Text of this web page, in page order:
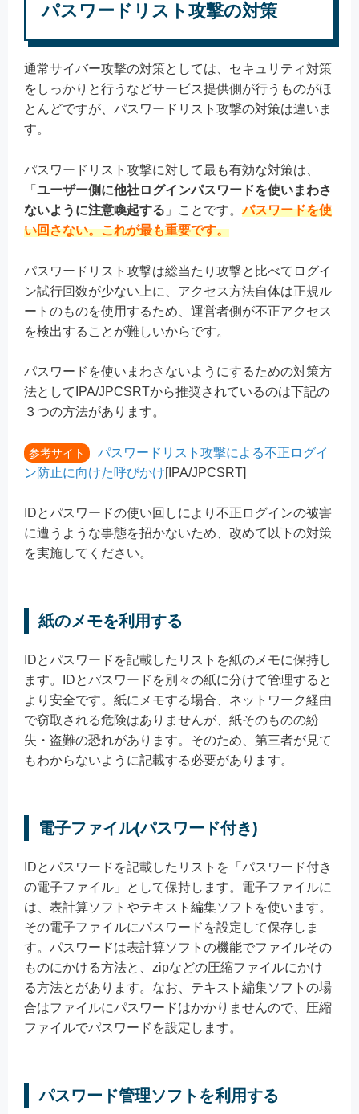
パスワードリスト攻撃の対策
通常サイバー攻撃の対策としては、セキュリティ対策
をしっかりと行うなどサービス提供側が行うものがほ
とんどですが、パスワードリスト攻撃の対策は違いま
す。
パスワードリスト攻撃に対して最も有効な対策は、
「 ユーザー側に他社ログインパスワードを使いまわさ
ないように注意喚起する 」ことです。パスワードを使
い回さない。これが最も重要です。
パスワードリスト攻撃は総当たり攻撃と比べてログイ
ン試行回数が少ない上に、アクセス方法自体は正規ル
ートのものを使用するため、運営者側が不正アクセス
を検出することが難しいからです。
パスワードを使いまわさないようにするための対策方
法としてIPA/JPCSRTから推奨されているのは下記の
３つの方法があります。
参考サイト
パスワードリスト攻撃による不正ログイ
ン防止に向けた呼びかけ[IPA/JPCSRT]
IDとパスワードの使い回しにより不正ログインの被害
に遭うような事態を招かないため、改めて以下の対策
を実施してください。
紙のメモを利用する
IDとパスワードを記載したリストを紙のメモに保持し
ます。IDとパスワードを別々の紙に分けて管理すると
より安全です。紙にメモする場合、ネットワーク経由
で窃取される危険はありませんが、紙そのものの紛
失・盗難の恐れがあります。そのため、第三者が見て
もわからないように記載する必要があります。
電子ファイル(パスワード付き)
IDとパスワードを記載したリストを「パスワード付き
の電子ファイル」として保持します。電子ファイルに
は、表計算ソフトやテキスト編集ソフトを使います。
その電子ファイルにパスワードを設定して保存しま
す。パスワードは表計算ソフトの機能でファイルその
ものにかける方法と、zipなどの圧縮ファイルにかけ
る方法とがあります。なお、テキスト編集ソフトの場
合はファイルにパスワードはかかりませんので、圧縮
ファイルでパスワードを設定します。
パスワード管理ソフトを利用する